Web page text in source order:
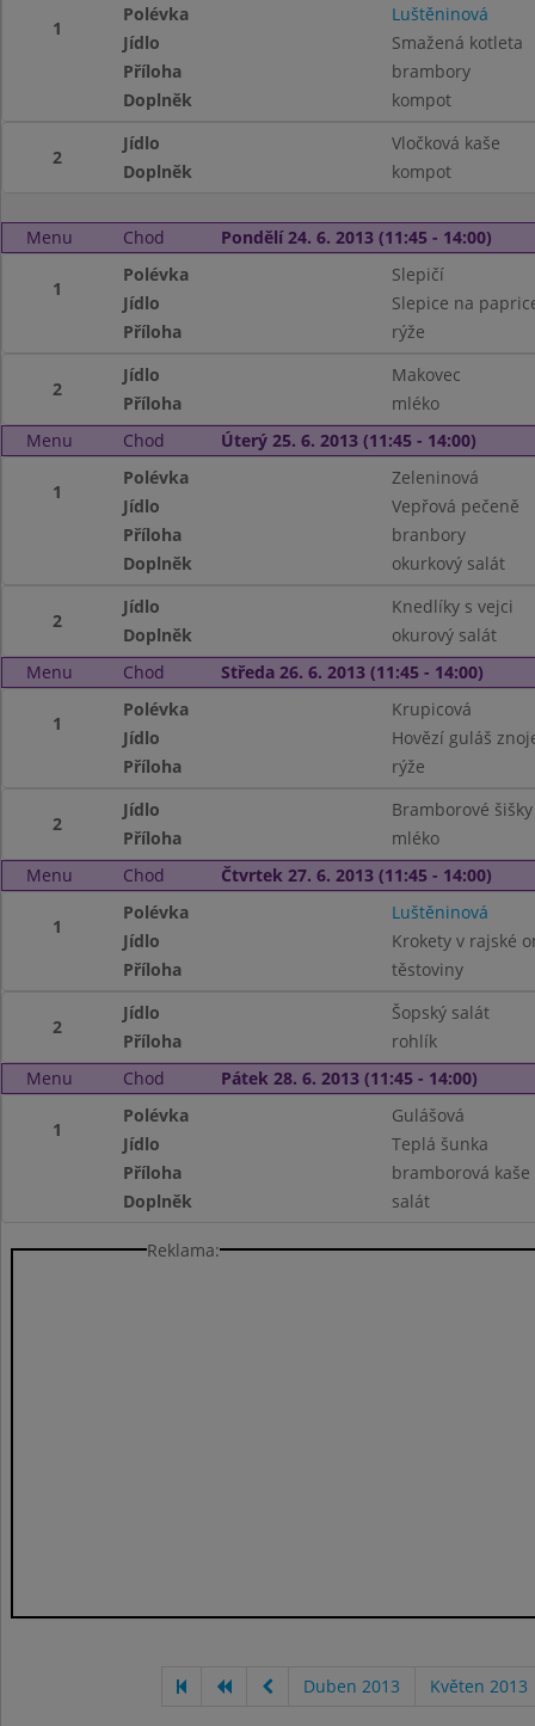
1
Polévka
Luštěninová
Jídlo
Smažená kotleta
Příloha
brambory
Doplněk
kompot
2
Jídlo
Vločková kaše
Doplněk
kompot
Menu Chod Pondělí 24. 6. 2013 (11:45 - 14:00)
1
Polévka
Slepičí
Jídlo
Slepice na
Příloha
rýže
2
Jídlo
Makovec
Příloha
mléko
Menu
Chod Úterý 25. 6. 2013 (11:45 - 14:00)
1
Polévka
Zeleninová
Jídlo
Vepřová pečeně
Příloha
branbory
Doplněk
okurkový salát
2
Jídlo
Knedlíky s vejci
Doplněk
okurový salát
Menu
Chod Středa 26. 6. 2013 (11:45 - 14:00)
1
Polévka
Krupicová
Jídlo
Hovězí guláš
Příloha
rýže
2
Jídlo
Bramborové
Příloha
mléko
Menu
Chod Čtvrtek 27. 6. 2013 (11:45 - 14:00)
1
Polévka
Luštěninová
Jídlo
Krokety v rajské
Příloha
těstoviny
2
Jídlo
Šopský salát
Příloha
rohlík
Menu
Chod Pátek 28. 6. 2013 (11:45 - 14:00)
1
Polévka
Gulášová
Jídlo
Teplá šunka
Příloha
bramborová kaše
Doplněk
salát
Reklama:
Duben 2013 Květen 2013